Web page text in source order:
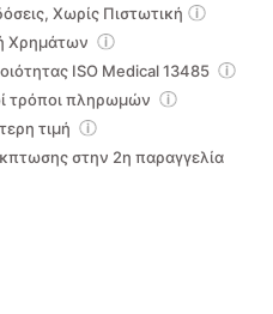
Χωρίς Πιστωτική
Χρημάτων
ISO Medical 13485
τρόποι πληρωμών
τιμή
στην 2η παραγγελία